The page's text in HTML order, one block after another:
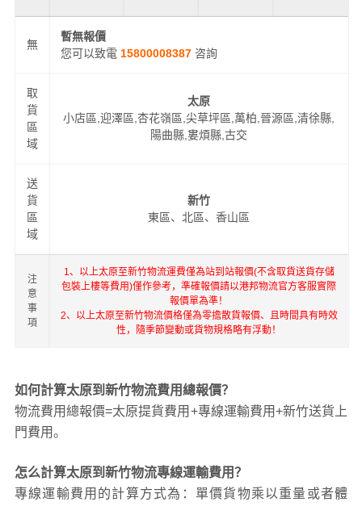
無
暫無報價
您可以致電 15800008387 咨詢
取
貨
區
域
太原
小店區,迎澤區,杏花嶺區,尖草坪區,萬柏,晉源區,清徐縣,
陽曲縣,婁煩縣,古交
送
貨
區
域
新竹
東區、北區、香山區
注
意
事
項
1、以上太原至新竹物流運費僅為站到站報價(不含取貨送貨存儲
包裝上樓等費用)僅作參考，準確報價請以港邦物流官方客服實際
報價單為準！
2、以上太原至新竹物流價格僅為零擔散貨報價、且時間具有時效
性，隨季節變動或貨物規格略有浮動！
如何計算太原到新竹物流費用總報價？
物流費用總報價=太原提貨費用+專線運輸費用+新竹送貨上
門費用。
怎么計算太原到新竹物流專線運輸費用？
專線運輸費用的計算方式為：單價貨物乘以重量或者體